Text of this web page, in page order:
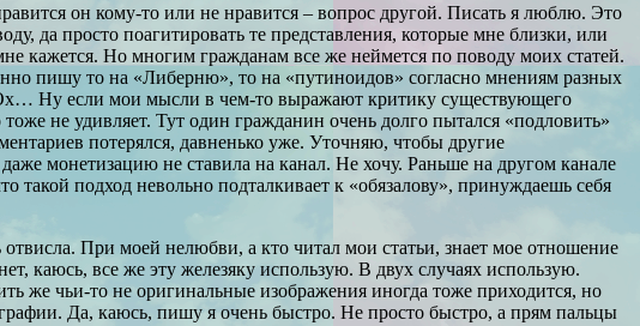
он кому-то или не нравится – вопрос другой. Писать я люблю. Это
да просто поагитировать те представления, которые мне близки, или
кажется. Но многим гражданам все же неймется по поводу моих статей.
пишу то на «Либерню», то на «путиноидов» согласно мнениям разных
Ох… Ну если мои мысли в чем-то выражают критику существующего
не удивляет. Тут один гражданин очень долго пытался «подловить»
потерялся, давненько уже. Уточняю, чтобы другие
монетизацию не ставила на канал. Не хочу. Раньше на другом канале
подход невольно подталкивает к «обязалову», принуждаешь себя
При моей нелюбви, а кто читал мои статьи, знает мое отношение
каюсь, все же эту железяку использую. В двух случаях использую.
же чьи-то не оригинальные изображения иногда тоже приходится, но
Да, каюсь, пишу я очень быстро. Не просто быстро, а прям пальцы